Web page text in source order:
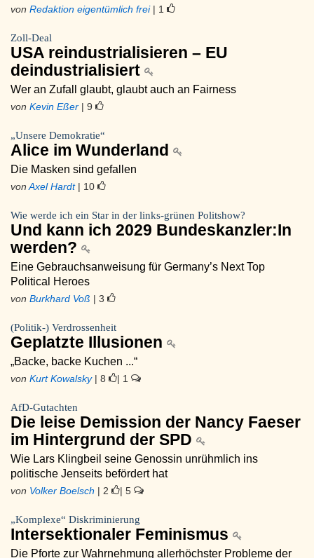
von Redaktion eigentümlich frei| 1
Zoll-Deal
USA reindustrialisieren – EU
deindustrialisiert
Wer an Zufall glaubt, glaubt auch an Fairness
von Kevin Eßer | 9
„Unsere Demokratie“
Alice im Wunderland
Die Masken sind gefallen
von Axel Hardt| 10
Wie werde ich ein Star in der links-grünen Politshow?
Und kann ich 2029 Bundeskanzler:In
werden?
Eine Gebrauchsanweisung für Germany’s Next Top
Political Heroes
von Burkhard Voß | 3
(Politik-) Verdrossenheit
Geplatzte Illusionen
„Backe, backe Kuchen ...“
von Kurt Kowalsky| 8 | 1
AfD-Gutachten
Die leise Demission der Nancy Faeser
im Hintergrund der SPD
Wie Lars Klingbeil seine Genossin unrühmlich ins
politische Jenseits befördert hat
von Volker Boelsch | 2 | 5
„Komplexe“ Diskriminierung
Intersektionaler Feminismus
Die Pforte zur Wahrnehmung allerhöchster Probleme der